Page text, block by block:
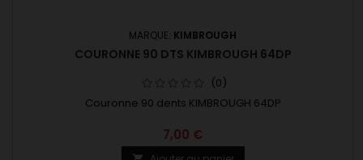
MARQUE: KIMBROUGH
COURONNE 90 DTS KIMBROUGH 64DP
(0)
Couronne 90 dents KIMBROUGH 64DP
7,00 €